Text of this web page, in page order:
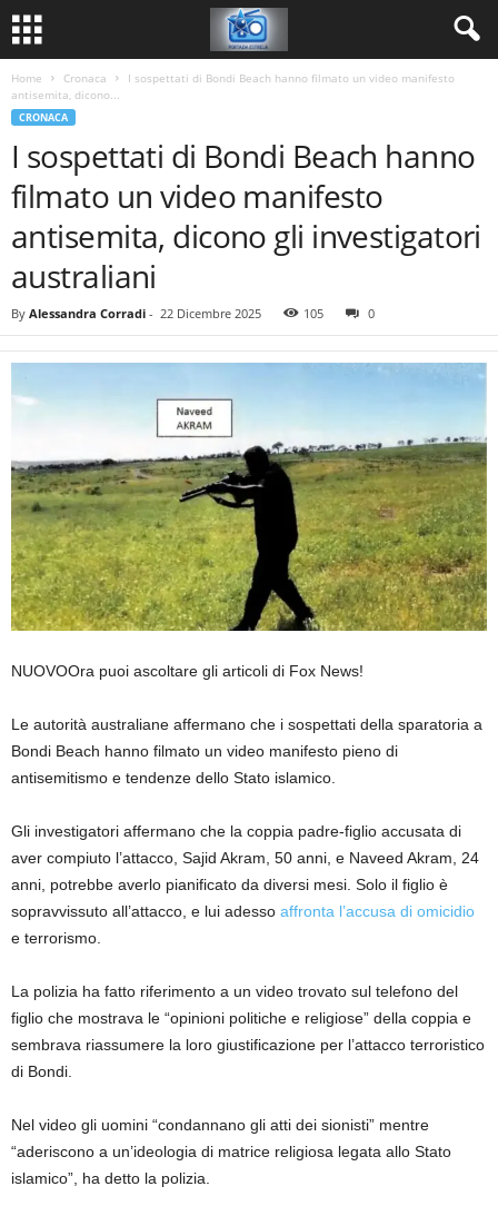
Home Cronaca
I sospettati di Bondi Beach hanno filmato un video manifesto
antisemita, dicono...
CRONACA
I sospettati di Bondi Beach hanno
filmato un video manifesto
antisemita, dicono gli investigatori
australiani
By Alessandra Corradi - 22 Dicembre 2025 105 0
NUOVOOra puoi ascoltare gli articoli di Fox News!
Le autorità australiane affermano che i sospettati della sparatoria a
Bondi Beach hanno filmato un video manifesto pieno di
antisemitismo e tendenze dello Stato islamico.
Gli investigatori affermano che la coppia padre-figlio accusata di
aver compiuto l’attacco, Sajid Akram, 50 anni, e Naveed Akram, 24
anni, potrebbe averlo pianificato da diversi mesi. Solo il figlio è
sopravvissuto all’attacco, e lui adesso affronta l’accusa di omicidio
e terrorismo.
La polizia ha fatto riferimento a un video trovato sul telefono del
figlio che mostrava le “opinioni politiche e religiose” della coppia e
sembrava riassumere la loro giustificazione per l’attacco terroristico
di Bondi.
Nel video gli uomini “condannano gli atti dei sionisti” mentre
“aderiscono a un’ideologia di matrice religiosa legata allo Stato
islamico”, ha detto la polizia.